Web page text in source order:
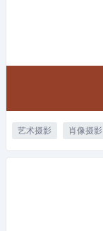
艺术摄影 肖像摄影